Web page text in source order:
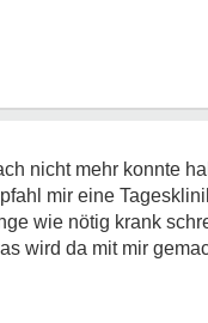
nicht mehr konnte
mir eine
wie nötig krank
wird da mit mir